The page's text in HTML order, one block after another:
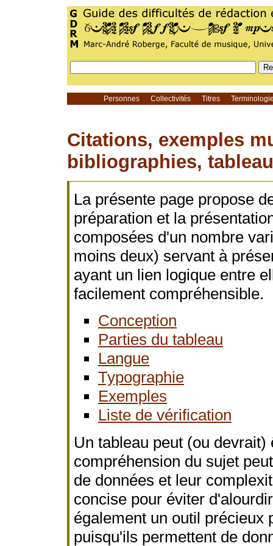
Personnes Collectivités Titres
Citations, exemples
bibliographies,
La présente page propose
préparation et la
composées d'un nombre
moins deux) servant à
ayant un lien logique entre
facilement compréhensible.
Conception
Parties du tableau
Langue
Typographie
Exemples
Liste de vérification
Un tableau peut (ou
compréhension du sujet
de données et leur
concise pour éviter
également un outil précieux
puisqu'ils permettent de